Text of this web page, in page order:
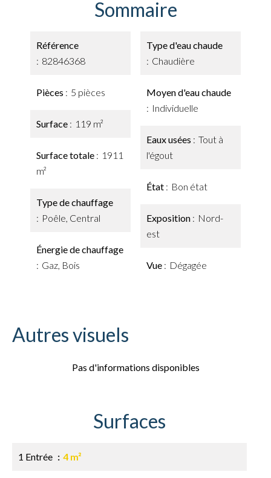
Sommaire
Référence
82846368
Pièces 5 pièces
Surface 119 m²
Surface totale
1911
m²
Type de chauffage
Poêle, Central
Énergie de chauffage
Gaz, Bois
Type d'eau chaude
Chaudière
Moyen d'eau chaude
Individuelle
Eaux usées
Tout à
l'égout
État Bon état
Exposition
Nord-
est
Vue Dégagée
Autres visuels
Pas d'informations disponibles
Surfaces
1 Entrée 4 m²